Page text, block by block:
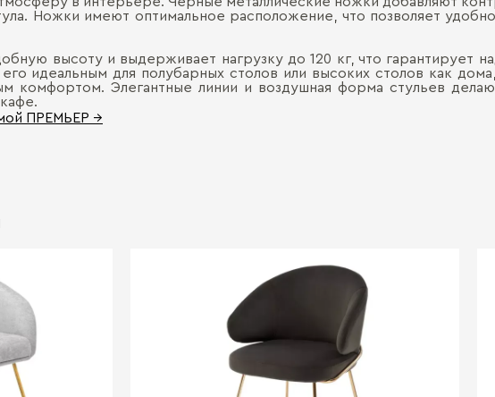
Ножки имеют оптимальное расположение, что позволяет
высоту и выдерживает нагрузку до 120 кг, что гарантирует
его идеальным для полубарных столов или высоких столов как
комфортом. Элегантные линии и воздушная форма стульев
ПРЕМЬЕР →